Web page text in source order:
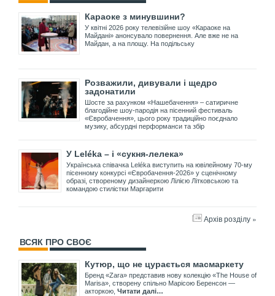
Караоке з минувшини?
У квітні 2026 року телевізійне шоу «Караоке на
Майдані» анонсувало повернення. Але вже не на
Майдан, а на площу. На подільську
Розважили, дивували і щедро
задонатили
Шосте за рахунком «Нашебачення» – сатиричне
благодійне шоу-пародія на пісенний фестиваль
«Євробачення», цього року традиційно поєднало
музику, абсурдні перформанси та збір
У Leléka – і «сукня-лелека»
Українська співачка Leléka виступить на ювілейному 70-му
пісенному конкурсі «Євробачення-2026» у сценічному
образі, створеному дизайнеркою Лілією Літковською та
командою стилістки Маргарити
Архів розділу »
ВСЯК ПРО СВОЄ
Кутюр, що не цурається масмаркету
Бренд «Zara» представив нову колекцію «The House of
Marisa», створену спільно Марісою Беренсон —
акторкою, Читати далі…